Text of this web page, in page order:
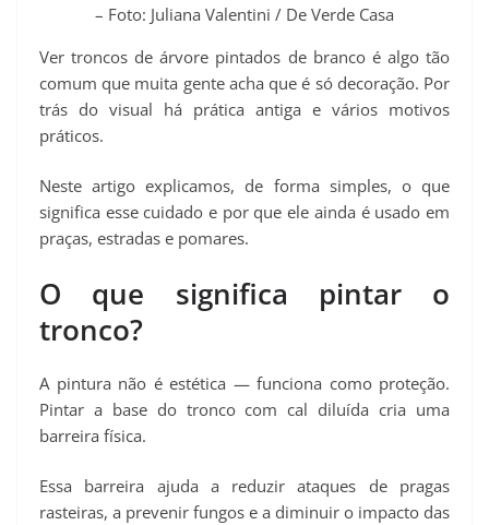
t
– Foto: Juliana Valentini / De Verde Casa
Ver troncos de árvore pintados de branco é algo tão
comum que muita gente acha que é só decoração. Por
trás do visual há prática antiga e vários motivos
práticos.
Neste artigo explicamos, de forma simples, o que
significa esse cuidado e por que ele ainda é usado em
praças, estradas e pomares.
O que significa pintar o
tronco?
A pintura não é estética — funciona como proteção.
Pintar a base do tronco com cal diluída cria uma
barreira física.
Essa barreira ajuda a reduzir ataques de pragas
rasteiras, a prevenir fungos e a diminuir o impacto das